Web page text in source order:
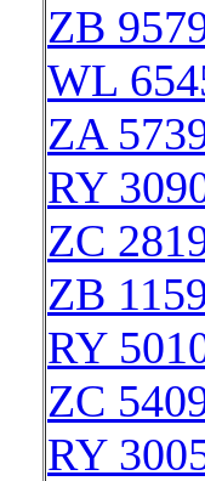
ZB
WL
ZA
RY
ZC
ZB
RY
ZC
RY